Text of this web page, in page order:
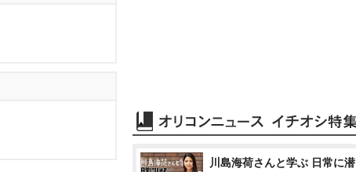
川島海荷さんと学ぶ 日常に潜